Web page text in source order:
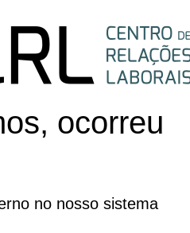
ocorreu
no nosso sistema